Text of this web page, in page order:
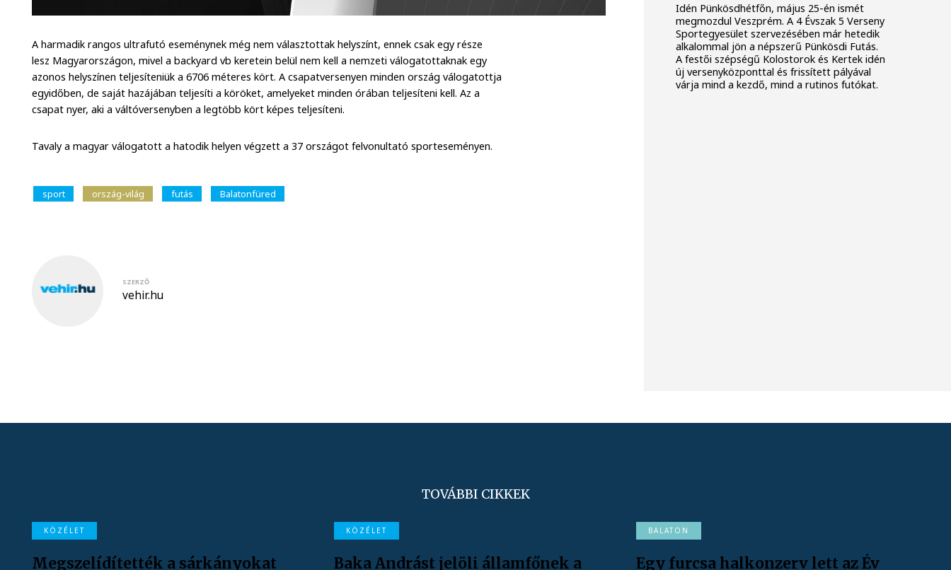
A harmadik rangos ultrafutó eseménynek még nem választottak helyszínt, ennek csak egy része
lesz Magyarországon, mivel a backyard vb keretein belül nem kell a nemzeti válogatottaknak egy
azonos helyszínen teljesíteniük a 6706 méteres kört. A csapatversenyen minden ország válogatottja
egyidőben, de saját hazájában teljesíti a köröket, amelyeket minden órában teljesíteni kell. Az a
csapat nyer, aki a váltóversenyben a legtöbb kört képes teljesíteni.
Tavaly a magyar válogatott a hatodik helyen végzett a 37 országot felvonultató sporteseményen.
sport ország-világ futás Balatonfüred
SZERZŐ
vehir.hu
Idén Pünkösdhétfőn, május 25-én ismét
megmozdul Veszprém. A 4 Évszak 5 Verseny
Sportegyesület szervezésében már hetedik
alkalommal jön a népszerű Pünkösdi Futás.
A festői szépségű Kolostorok és Kertek idén
új versenyközponttal és frissített pályával
várja mind a kezdő, mind a rutinos futókat.
TOVÁBBI CIKKEK
KÖZÉLET
Megszelídítették a sárkányokat
KÖZÉLET
Baka Andrást jelöli államfőnek a
BALATON
Egy furcsa halkonzerv lett az Év